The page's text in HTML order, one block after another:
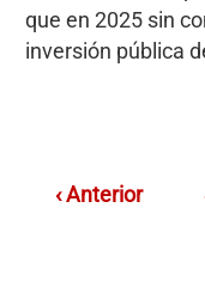
que en 2025 sin
inversión pública
‹ Anterior